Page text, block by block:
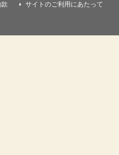
サイトのご利用にあたって